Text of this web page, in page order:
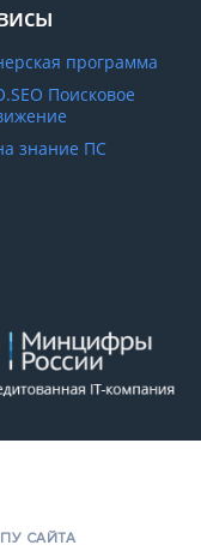
программа
Поисковое
знание ПС
САЙТА